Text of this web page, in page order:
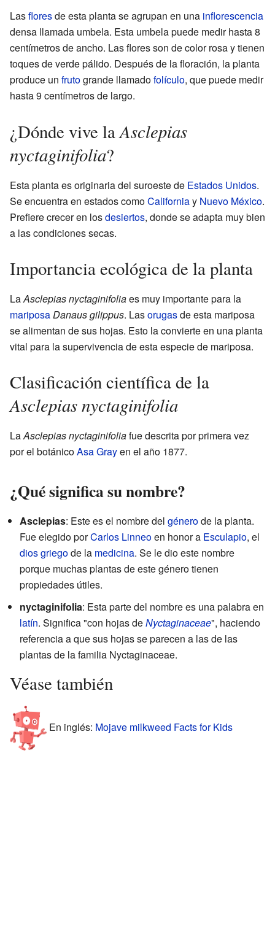
Lasfloresde esta planta se agrupan en una inflorescencia
densa llamada umbela. Esta umbela puede medir hasta 8
centímetros de ancho. Las flores son de color rosa y tienen
toques de verde pálido. Después de la floración, la planta
produce un frutogrande llamadofolículo, que puede medir
hasta 9 centímetros de largo.
¿Dónde vive laAsclepias
nyctaginifolia?
Esta planta es originaria del suroeste de Estados Unidos.
Se encuentra en estados comoCaliforniay Nuevo México.
Prefiere crecer en losdesiertos, donde se adapta muy bien
a las condiciones secas.
Importancia ecológica de la planta
LaAsclepias nyctaginifoliaes muy importante para la
mariposaDanaus gilippus. Lasorugasde esta mariposa
se alimentan de sus hojas. Esto la convierte en una planta
vital para la supervivencia de esta especie de mariposa.
Clasificación científica de la
Asclepias nyctaginifolia
LaAsclepias nyctaginifoliafue descrita por primera vez
por el botánicoAsa Grayen el año 1877.
¿Qué significa su nombre?
Asclepias: Este es el nombre del génerode la planta.
Fue elegido porCarlos Linneoen honor a Esculapio, el
dios griegode la medicina. Se le dio este nombre
porque muchas plantas de este género tienen
propiedades útiles.
nyctaginifolia: Esta parte del nombre es una palabra en
latín. Significa "con hojas deNyctaginaceae", haciendo
referencia a que sus hojas se parecen a las de las
plantas de la familia Nyctaginaceae.
Véase también
En inglés: Mojave milkweed Facts for Kids